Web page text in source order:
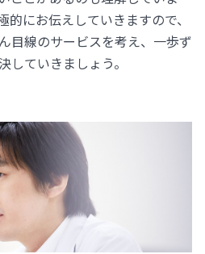
にお伝えしていきますので、
目線のサービスを考え、一歩ず
していきましょう。